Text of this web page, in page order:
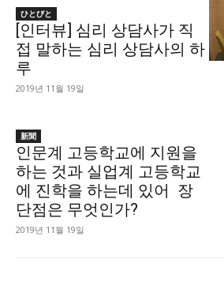
ひとびと
[인터뷰] 심리 상담사가 직
접 말하는 심리 상담사의 하
루
2019년 11월 19일
新聞
인문계 고등학교에 지원을
하는 것과 실업계 고등학교
에 진학을 하는데 있어 장
단점은 무엇인가?
2019년 11월 19일